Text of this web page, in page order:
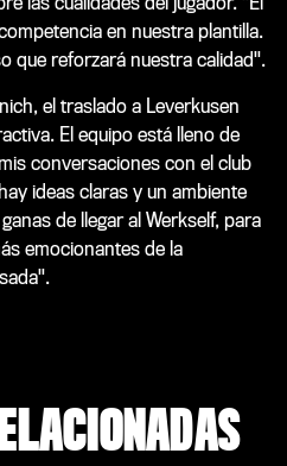
en nuestra plantilla.
que reforzará nuestra calidad".
el traslado a Leverkusen
El equipo está lleno de
conversaciones con el club
ideas claras y un ambiente
de llegar al Werkself, para
emocionantes de la